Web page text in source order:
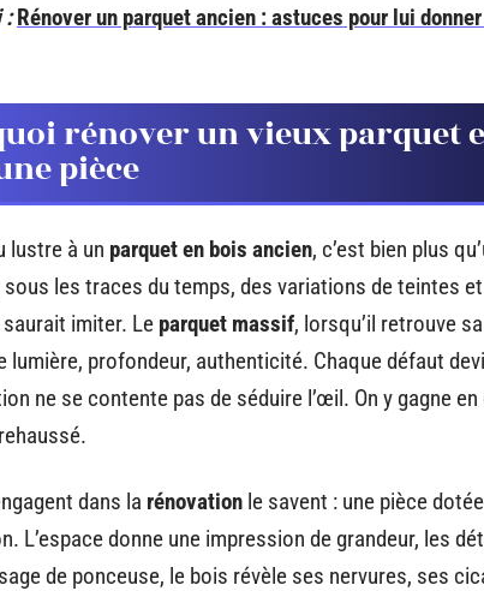
: Rénover un parquet ancien : astuces pour lui
rénover un vieux parquet
pièce
lustre à un parquet en bois ancien, c’est bien plus
les traces du temps, des variations de teintes
saurait imiter. Le parquet massif, lorsqu’il retrouve
lumière, profondeur, authenticité. Chaque défaut
ne se contente pas de séduire l’œil. On y gagne
dans la rénovation le savent : une pièce dotée
L’espace donne une impression de grandeur, les
de ponceuse, le bois révèle ses nervures, ses